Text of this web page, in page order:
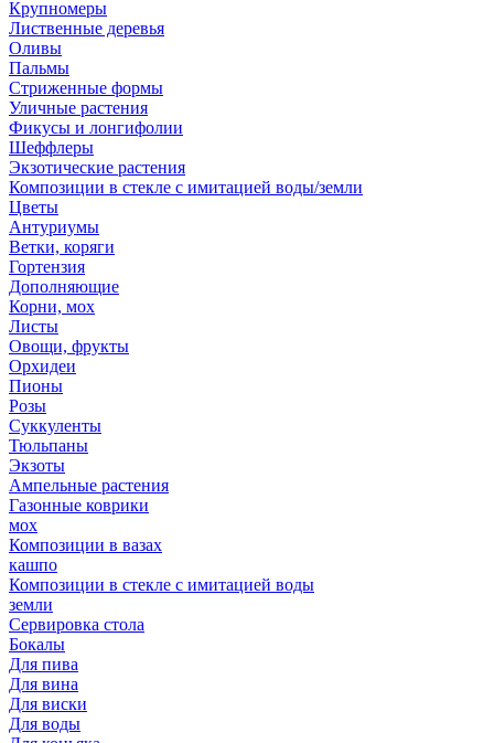
Крупномеры
Лиственные деревья
Оливы
Пальмы
Стриженные формы
Уличные растения
Фикусы и лонгифолии
Шеффлеры
Экзотические растения
Композиции в стекле с имитацией воды/земли
Цветы
Антуриумы
Ветки, коряги
Гортензия
Дополняющие
Корни, мох
Листы
Овощи, фрукты
Орхидеи
Пионы
Розы
Суккуленты
Тюльпаны
Экзоты
Ампельные растения
Газонные коврики
мох
Композиции в вазах
кашпо
Композиции в стекле с имитацией воды
земли
Сервировка стола
Бокалы
Для пива
Для вина
Для виски
Для воды